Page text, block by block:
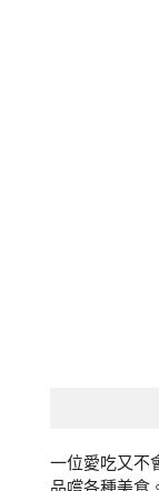
一位愛吃又不
品嚐各種美食